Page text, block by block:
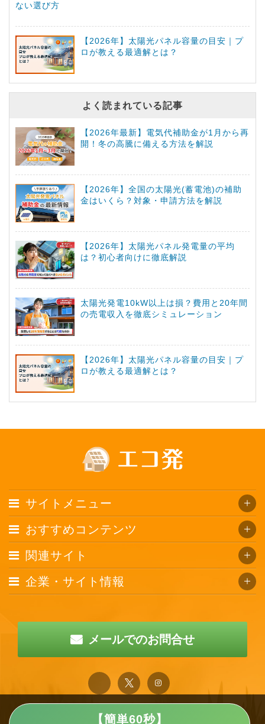
ない選び方
【2026年】太陽光パネル容量の目安｜プ
ロが教える最適解とは？
よく読まれている記事
【2026年最新】電気代補助金が1月から再
開！冬の高騰に備える方法を解説
【2026年】全国の太陽光(蓄電池)の補助
金はいくら？対象・申請方法を解説
【2026年】太陽光パネル発電量の平均
は？初心者向けに徹底解説
太陽光発電10kW以上は損？費用と20年間
の売電収入を徹底シミュレーション
【2026年】太陽光パネル容量の目安｜プ
ロが教える最適解とは？
【簡単60秒】
サイトメニュー
おすすめコンテンツ
関連サイト
企業・サイト情報
メールでのお問合せ